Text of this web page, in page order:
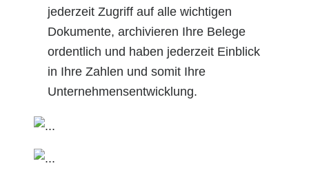
jederzeit Zugriff auf alle wichtigen
Dokumente, archivieren Ihre Belege
ordentlich und haben jederzeit Einblick
in Ihre Zahlen und somit Ihre
Unternehmensentwicklung.